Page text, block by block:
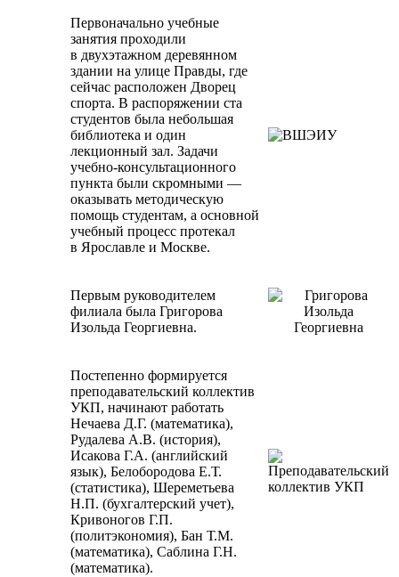
Первоначально учебные
занятия проходили
в двухэтажном деревянном
здании на улице Правды, где
сейчас расположен Дворец
спорта. В распоряжении ста
студентов была небольшая
библиотека и один
лекционный зал. Задачи
учебно-консультационного
пункта были скромными —
оказывать методическую
помощь студентам, а основной
учебный процесс протекал
в Ярославле и Москве.
Первым руководителем
филиала была Григорова
Изольда Георгиевна.
Постепенно формируется
преподавательский коллектив
УКП, начинают работать
Нечаева Д.Г. (математика),
Рудалева А.В. (история),
Исакова Г.А. (английский
язык), Белобородова Е.Т.
(статистика), Шереметьева
Н.П. (бухгалтерский учет),
Кривоногов Г.П.
(политэкономия), Бан Т.М.
(математика), Саблина Г.Н.
(математика).